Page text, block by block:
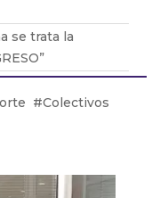
se trata la
su comida por el
Colectivos